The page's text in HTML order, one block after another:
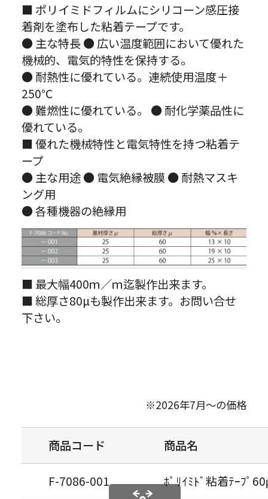
■ ポリイミドフィルムにシリコーン感圧接
着剤を塗布した粘着テープです。
● 主な特長 ● 広い温度範囲において優れた
機械的、電気的特性を保持する。
● 耐熱性に優れている。連続使用温度＋
250℃
● 難燃性に優れている。 ● 耐化学薬品性に
優れている。
■ 優れた機械特性と電気特性を持つ粘着テ
ープ
● 主な用途 ● 電気絶縁被膜 ● 耐熱マスキ
ング用
● 各種機器の絶縁用
■ 最大幅400ｍ／ｍ迄製作出来ます。
■ 総厚さ80µも製作出来ます。お問い合せ
下さい。
※2026年7月～の価格
商品コード 商品名
F-7086-001 ﾎﾟﾘｲﾐﾄﾞ粘着ﾃｰﾌﾟ